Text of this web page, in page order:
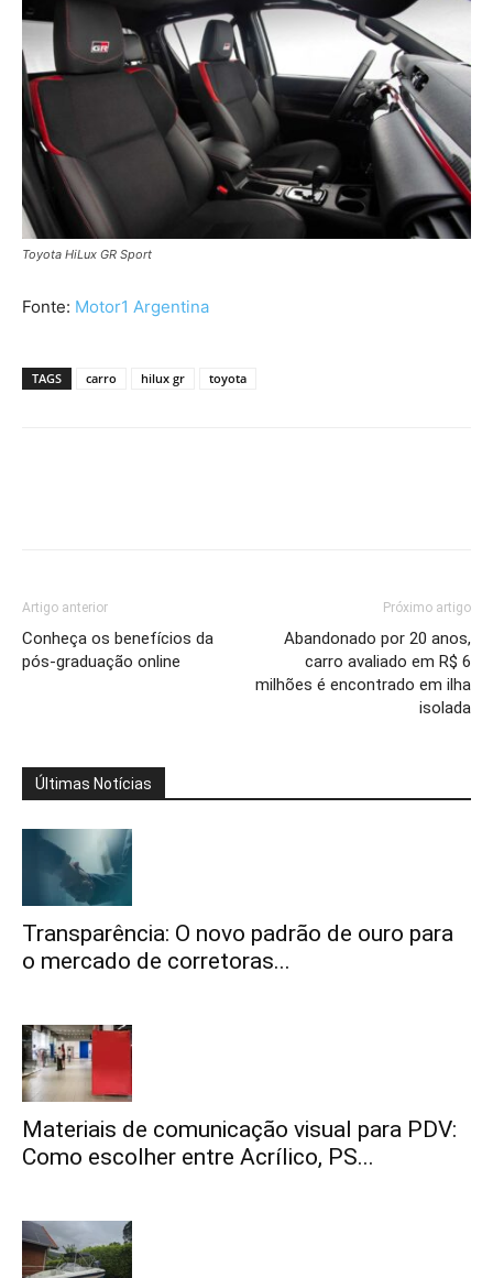
Toyota HiLux GR Sport
Fonte: Motor1 Argentina
TAGS carro hilux gr toyota
Artigo anterior
Conheça os benefícios da
pós-graduação online
Próximo artigo
Abandonado por 20 anos,
carro avaliado em R$ 6
milhões é encontrado em ilha
isolada
Últimas Notícias
Transparência: O novo padrão de ouro para
o mercado de corretoras...
Materiais de comunicação visual para PDV:
Como escolher entre Acrílico, PS...